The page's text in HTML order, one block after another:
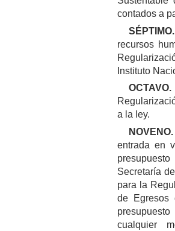
contados a
SÉPTIMO.
recursos
Instituto
a la ley.
entrada en
Secretaría
para la
de Egresos
cualquier